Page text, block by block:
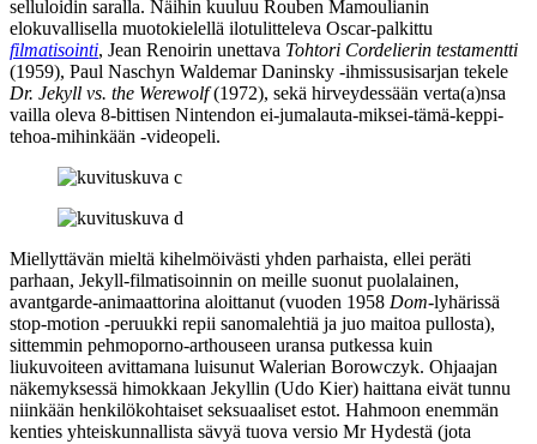
selluloidin saralla. Näihin kuuluu Rouben Mamoulianin
elokuvallisella muotokielellä ilotulitteleva Oscar-palkittu
filmatisointi, Jean Renoirin unettava Tohtori Cordelierin testamentti
(1959), Paul Naschyn Waldemar Daninsky ‑ihmissusisarjan tekele
Dr. Jekyll vs. the Werewolf(1972), sekä hirveydessään verta(a)nsa
vailla oleva 8‑bittisen Nintendon ei‑jumalauta-miksei-tämä-keppi-
tehoa-mihinkään ‑videopeli.
Miellyttävän mieltä kihelmöivästi yhden parhaista, ellei peräti
parhaan, Jekyll-filmatisoinnin on meille suonut puolalainen,
avantgarde-animaattorina aloittanut (vuoden 1958 Dom-lyhärissä
stop-motion ‑peruukki repii sanomalehtiä ja juo maitoa pullosta),
sittemmin pehmoporno-arthouseen uransa putkessa kuin
liukuvoiteen avittamana luisunut Walerian Borowczyk. Ohjaajan
näkemyksessä himokkaan Jekyllin (Udo Kier) haittana eivät tunnu
niinkään henkilökohtaiset seksuaaliset estot. Hahmoon enemmän
kenties yhteiskunnallista sävyä tuova versio Mr Hydestä (jota